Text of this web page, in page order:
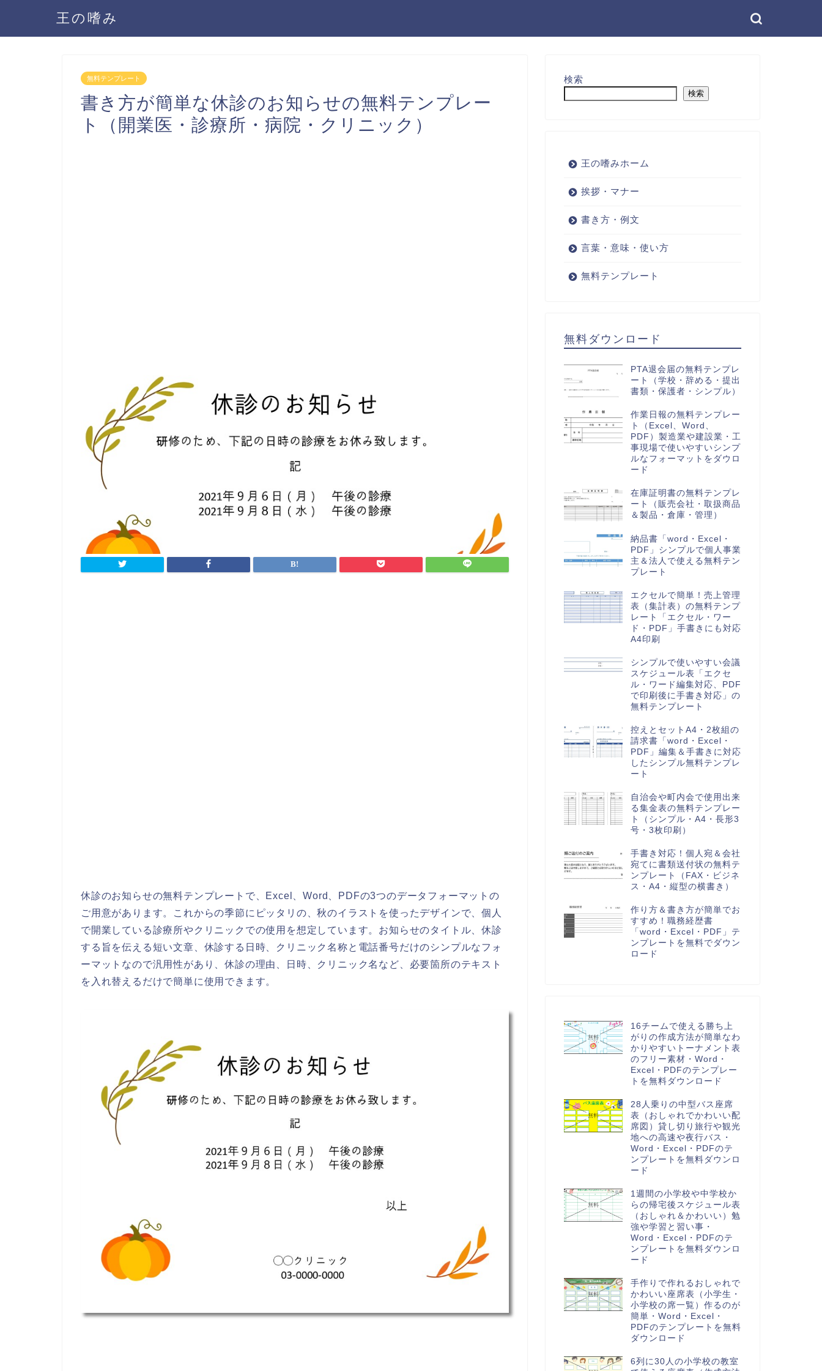
王の嗜み
無料テンプレート
書き方が簡単な休診のお知らせの無料テンプレー
ト（開業医・診療所・病院・クリニック）
休診のお知らせの無料テンプレートで、Excel、Word、PDFの3つのデータフォーマットの
ご用意があります。これからの季節にピッタリの、秋のイラストを使ったデザインで、個人
で開業している診療所やクリニックでの使用を想定しています。お知らせのタイトル、休診
する旨を伝える短い文章、休診する日時、クリニック名称と電話番号だけのシンプルなフォ
ーマットなので汎用性があり、休診の理由、日時、クリニック名など、必要箇所のテキスト
を入れ替えるだけで簡単に使用できます。
検索
検索
王の嗜みホーム
挨拶・マナー
書き方・例文
言葉・意味・使い方
無料テンプレート
無料ダウンロード
PTA退会届の無料テンプレ
ート（学校・辞める・提出
書類・保護者・シンプル）
作業日報の無料テンプレー
ト（Excel、Word、
PDF）製造業や建設業・工
事現場で使いやすいシンプ
ルなフォーマットをダウロ
ード
在庫証明書の無料テンプレ
ート（販売会社・取扱商品
＆製品・倉庫・管理）
納品書「word・Excel・
PDF」シンプルで個人事業
主＆法人で使える無料テン
プレート
エクセルで簡単！売上管理
表（集計表）の無料テンプ
レート「エクセル・ワー
ド・PDF」手書きにも対応
A4印刷
シンプルで使いやすい会議
スケジュール表「エクセ
ル・ワード編集対応、PDF
で印刷後に手書き対応」の
無料テンプレート
控えとセットA4・2枚組の
請求書「word・Excel・
PDF」編集＆手書きに対応
したシンプル無料テンプレ
ート
自治会や町内会で使用出来
る集金表の無料テンプレー
ト（シンプル・A4・長形3
号・3枚印刷）
手書き対応！個人宛＆会社
宛てに書類送付状の無料テ
ンプレート（FAX・ビジネ
ス・A4・縦型の横書き）
作り方＆書き方が簡単でお
すすめ！職務経歴書
「word・Excel・PDF」テ
ンプレートを無料でダウン
ロード
16チームで使える勝ち上
がりの作成方法が簡単なわ
かりやすいトーナメント表
のフリー素材・Word・
Excel・PDFのテンプレー
トを無料ダウンロード
28人乗りの中型バス座席
表（おしゃれでかわいい配
席図）貸し切り旅行や観光
地への高速や夜行バス・
Word・Excel・PDFのテ
ンプレートを無料ダウンロ
ード
1週間の小学校や中学校か
らの帰宅後スケジュール表
（おしゃれ＆かわいい）勉
強や学習と習い事・
Word・Excel・PDFのテ
ンプレートを無料ダウンロ
ード
手作りで作れるおしゃれで
かわいい座席表（小学生・
小学校の席一覧）作るのが
簡単・Word・Excel・
PDFのテンプレートを無料
ダウンロード
6列に30人の小学校の教室